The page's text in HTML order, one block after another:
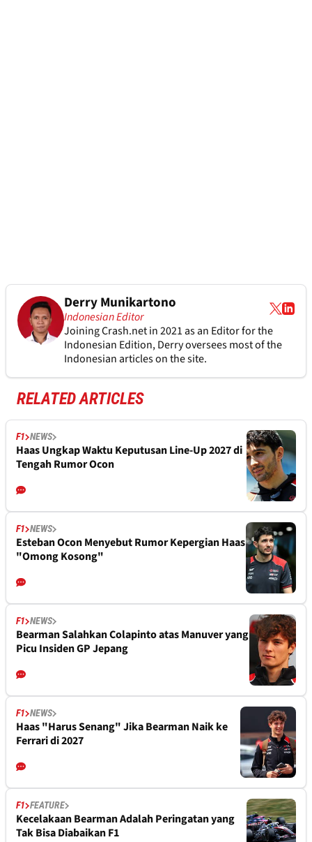
Derry Munikartono
Indonesian Editor
Joining Crash.net in 2021 as an Editor for the
Indonesian Edition, Derry oversees most of the
Indonesian articles on the site.
RELATED ARTICLES
F1 NEWS
Haas Ungkap Waktu Keputusan Line-Up 2027 di
Tengah Rumor Ocon
F1 NEWS
Esteban Ocon Menyebut Rumor Kepergian Haas
"Omong Kosong"
F1 NEWS
Bearman Salahkan Colapinto atas Manuver yang
Picu Insiden GP Jepang
F1 NEWS
Haas "Harus Senang" Jika Bearman Naik ke
Ferrari di 2027
F1 FEATURE
Kecelakaan Bearman Adalah Peringatan yang
Tak Bisa Diabaikan F1